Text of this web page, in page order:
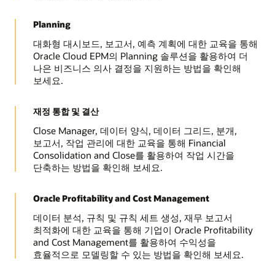
Planning
대화형 대시보드, 보고서, 예측 계획에 대한 교육을 통해
Oracle Cloud EPM의 Planning 솔루션을 활용하여 더
나은 비즈니스 의사 결정을 지원하는 방법을 확인해
보세요.
재정 통합 및 결산
Close Manager, 데이터 양식, 데이터 그리드, 분개,
보고서, 작업 관리에 대한 교육을 통해 Financial
Consolidation and Close를 활용하여 작업 시간을
단축하는 방법을 확인해 보세요.
Oracle Profitability and Cost Management
데이터 분석, 규칙 및 규칙 세트 생성, 재무 보고서
최적화에 대한 교육을 통해 기업이 Oracle Profitability
and Cost Management를 활용하여 수익성을
효율적으로 모델링할 수 있는 방법을 확인해 보세요.